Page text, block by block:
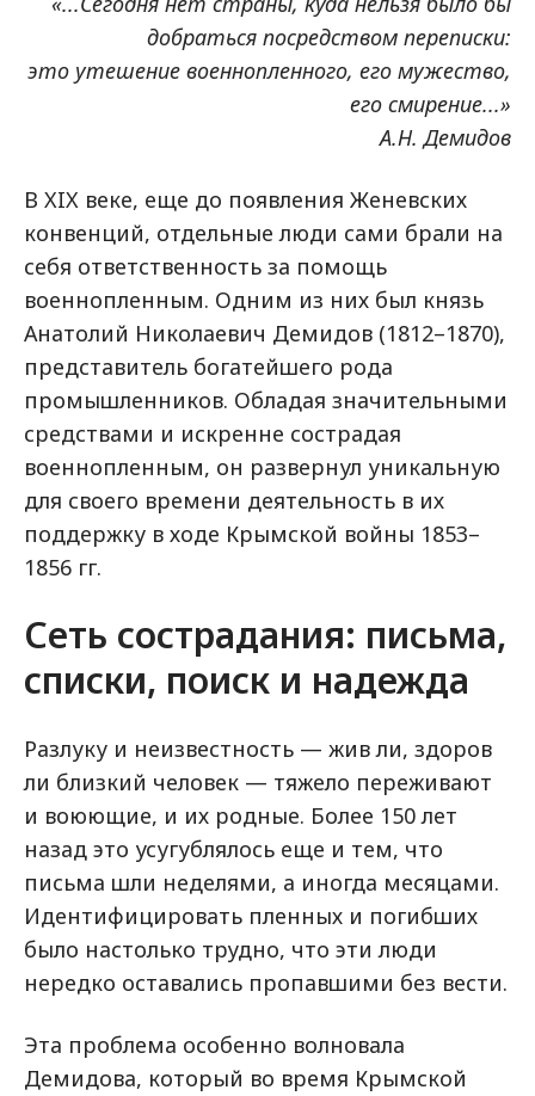
добраться посредством переписки:
это утешение военнопленного, его мужество,
его смирение...»
А.Н. Демидов
В XIX веке, еще до появления Женевских
конвенций, отдельные люди сами брали на
себя ответственность за помощь
военнопленным. Одним из них был князь
Анатолий Николаевич Демидов (1812–1870),
представитель богатейшего рода
промышленников. Обладая значительными
средствами и искренне сострадая
военнопленным, он развернул уникальную
для своего времени деятельность в их
поддержку в ходе Крымской войны 1853–
1856 гг.
Сеть сострадания: письма,
списки, поиск и надежда
Разлуку и неизвестность — жив ли, здоров
ли близкий человек — тяжело переживают
и воюющие, и их родные. Более 150 лет
назад это усугублялось еще и тем, что
письма шли неделями, а иногда месяцами.
Идентифицировать пленных и погибших
было настолько трудно, что эти люди
нередко оставались пропавшими без вести.
Эта проблема особенно волновала
Демидова, который во время Крымской